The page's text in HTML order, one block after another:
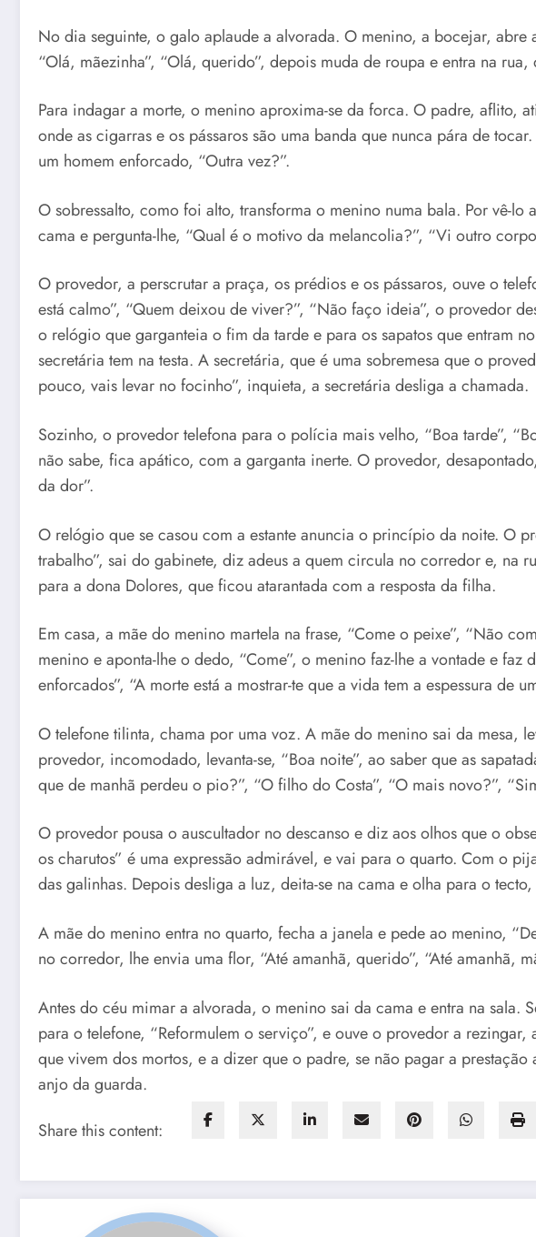
No dia seguinte, o galo aplaude a alvorada. O menino, a bocejar,
“Olá, mãezinha”, “Olá, querido”, depois muda de roupa e entra na
Para indagar a morte, o menino aproxima-se da forca. O padre, aflito,
onde as cigarras e os pássaros são uma banda que nunca pára de
um homem enforcado, “Outra vez?”.
O sobressalto, como foi alto, transforma o menino numa bala. Por vê-
cama e pergunta-lhe, “Qual é o motivo da melancolia?”, “Vi outro
O provedor, a perscrutar a praça, os prédios e os pássaros, ouve o
está calmo”, “Quem deixou de viver?”, “Não faço ideia”, o provedor
o relógio que garganteia o fim da tarde e para os sapatos que entram
secretária tem na testa. A secretária, que é uma sobremesa que o
pouco, vais levar no focinho”, inquieta, a secretária desliga a chamada.
Sozinho, o provedor telefona para o polícia mais velho, “Boa tarde”,
não sabe, fica apático, com a garganta inerte. O provedor,
da dor”.
O relógio que se casou com a estante anuncia o princípio da noite. O
trabalho”, sai do gabinete, diz adeus a quem circula no corredor e, na
para a dona Dolores, que ficou atarantada com a resposta da filha.
Em casa, a mãe do menino martela na frase, “Come o peixe”, “Não
menino e aponta-lhe o dedo, “Come”, o menino faz-lhe a vontade e
enforcados”, “A morte está a mostrar-te que a vida tem a espessura de
O telefone tilinta, chama por uma voz. A mãe do menino sai da mesa,
provedor, incomodado, levanta-se, “Boa noite”, ao saber que as
que de manhã perdeu o pio?”, “O filho do Costa”, “O mais novo?”,
O provedor pousa o auscultador no descanso e diz aos olhos que o
os charutos” é uma expressão admirável, e vai para o quarto. Com o
das galinhas. Depois desliga a luz, deita-se na cama e olha para o
A mãe do menino entra no quarto, fecha a janela e pede ao menino,
no corredor, lhe envia uma flor, “Até amanhã, querido”, “Até amanhã,
Antes do céu mimar a alvorada, o menino sai da cama e entra na
para o telefone, “Reformulem o serviço”, e ouve o provedor a
que vivem dos mortos, e a dizer que o padre, se não pagar a
anjo da guarda.
Share this content: